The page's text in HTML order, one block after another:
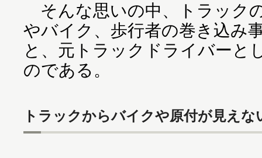
そんな思いの中、トラック
やバイク、歩行者の巻き込み
と、元トラックドライバーと
のである。
トラックからバイクや原付が見えな